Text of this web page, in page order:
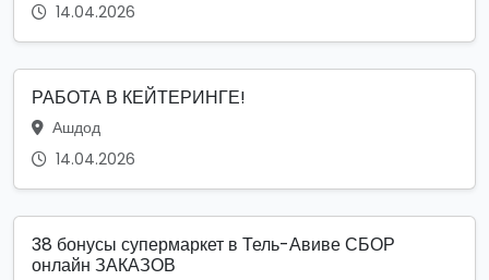
14.04.2026
РАБОТА В КЕЙТЕРИНГЕ!
Ашдод
14.04.2026
38 бонусы супермаркет в Тель-Авиве СБОР
онлайн ЗАКАЗОВ